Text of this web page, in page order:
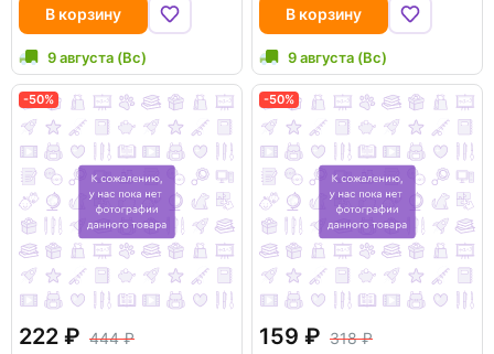
В корзину
9 августа (Вс)
В корзину
9 августа (Вс)
-50%
222
444
-50%
159
318